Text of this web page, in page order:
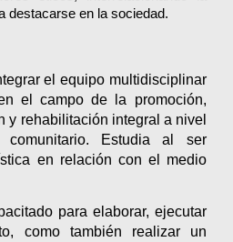
destacarse en la sociedad.
el equipo multidisciplinar
el campo de la promoción,
y rehabilitación integral a nivel
Estudia al ser
en relación con el medio
para elaborar, ejecutar
como también realizar un